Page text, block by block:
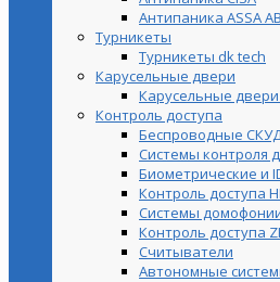
Антипаника ASSA
Турникеты
Турникеты dk tech
Карусельные двери
Карусельные
Контроль доступа
Беспроводные СКУД
Системы контроля
Биометрические и
Контроль доступа
Системы
Контроль доступа
Считыватели
Автономные